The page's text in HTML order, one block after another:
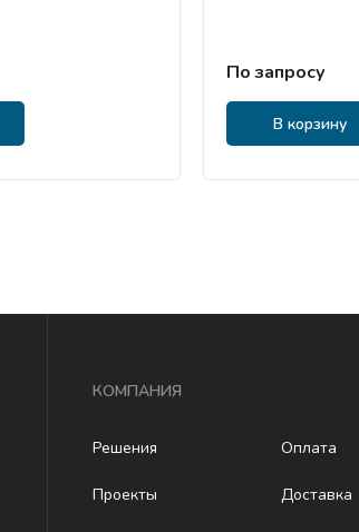
По запросу
В корзину
КОМПАНИЯ
Решения Оплата
Проекты Доставка